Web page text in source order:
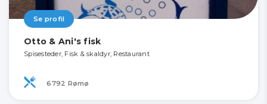
Se profil
Otto & Ani's fisk
Spisesteder, Fisk & skaldyr, Restaurant
6792 Rømø